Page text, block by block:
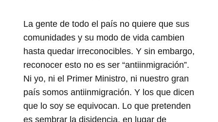
La gente de todo el país no quiere que sus
comunidades y su modo de vida cambien
hasta quedar irreconocibles. Y sin embargo,
reconocer esto no es ser “antiinmigración”.
Ni yo, ni el Primer Ministro, ni nuestro gran
país somos antiinmigración. Y los que dicen
que lo soy se equivocan. Lo que pretenden
es sembrar la disidencia, en lugar de